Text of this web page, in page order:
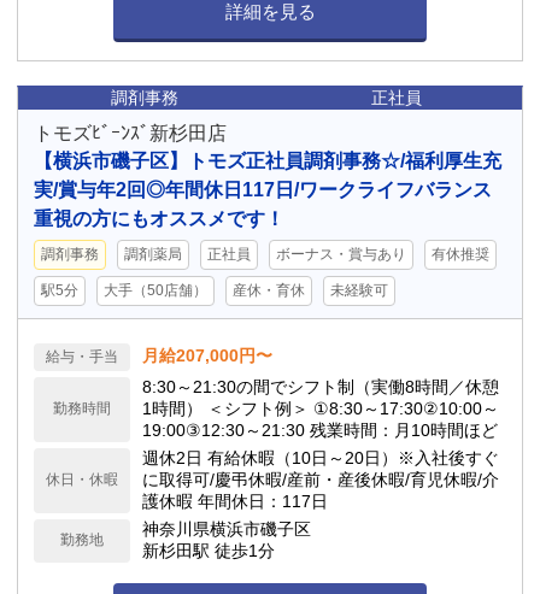
詳細を見る
調剤事務 正社員
トモズﾋﾞｰﾝｽﾞ新杉田店
【横浜市磯子区】トモズ正社員調剤事務☆/福利厚生充
実/賞与年2回◎年間休日117日/ワークライフバランス
重視の方にもオススメです！
調剤事務 調剤薬局 正社員 ボーナス・賞与あり 有休推奨
駅5分 大手（50店舗） 産休・育休 未経験可
給与・手当 月給207,000円〜
勤務時間
8:30～21:30の間でシフト制（実働8時間／休憩
1時間） ＜シフト例＞ ①8:30～17:30②10:00～
19:00③12:30～21:30 残業時間：月10時間ほど
休日・休暇
週休2日 有給休暇（10日～20日）※入社後すぐ
に取得可/慶弔休暇/産前・産後休暇/育児休暇/介
護休暇 年間休日：117日
勤務地
神奈川県横浜市磯子区
新杉田駅 徒歩1分